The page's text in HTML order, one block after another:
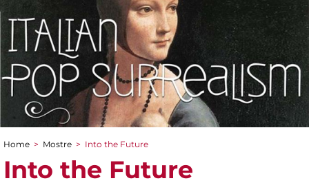
Tu sei qui
Home > Mostre > Into the Future
Into the Future